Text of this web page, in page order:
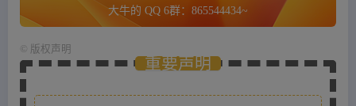
大牛的 QQ 6群：865544434~
版权声明
重要声明